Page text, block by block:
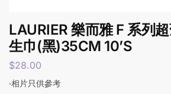
LAURIER 樂而雅 F 系列
生巾(黑)35CM 10’S
$28.00
‧相片只供參考